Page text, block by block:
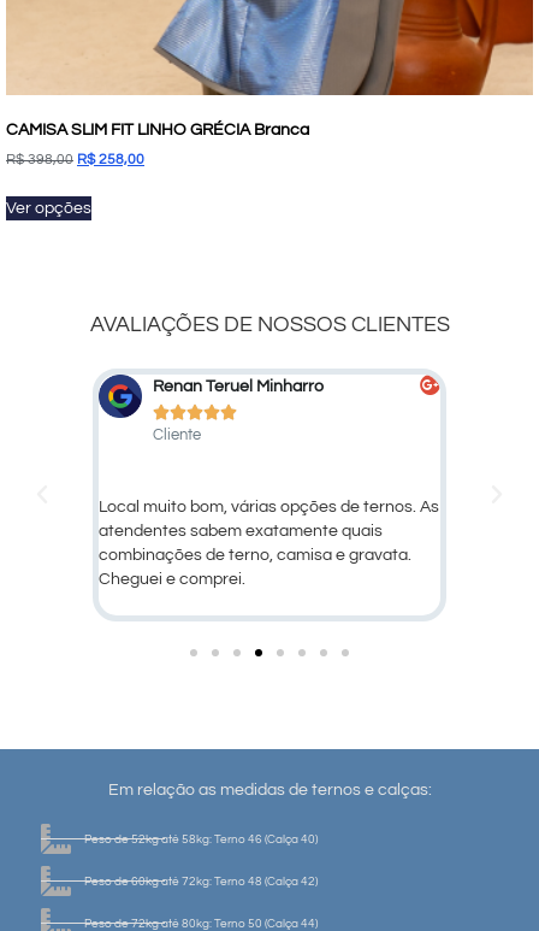
CAMISA SLIM FIT LINHO GRÉCIA Branca
R$398,00 R$258,00
Ver opções
AVALIAÇÕES DE NOSSOS CLIENTES
Marcelo Marcato

Cliente
Ótimo atendimento e qualidade dos
produtos!
Em relação as medidas de ternos e calças:
Peso de 52kg até 58kg: Terno 46 (Calça 40)
Peso de 60kg até 72kg: Terno 48 (Calça 42)
Peso de 72kg até 80kg: Terno 50 (Calça 44)